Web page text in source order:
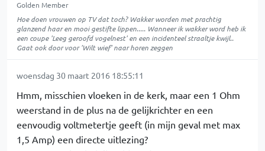
Golden Member
Hoe doen vrouwen op TV dat toch? Wakker worden met prachtig
glanzend haar en mooi gestifte lippen..... Wanneer ik wakker word heb ik
een coupe 'Leeg geroofd vogelnest' en een incidenteel straaltje kwijl..
Gaat ook door voor 'Wilt wief' naar horen zeggen
woensdag 30 maart 2016 18:55:11
Hmm, misschien vloeken in de kerk, maar een 1 Ohm
weerstand in de plus na de gelijkrichter en een
eenvoudig voltmetertje geeft (in mijn geval met max
1,5 Amp) een directe uitlezing?